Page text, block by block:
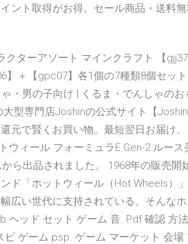
ント取得がお得。セール商品・送料
クターアソート マインクラフト 【
】＋【gpc07】各1個の7種類8個セッ
・男の子向け | くるま・でんしゃの
型専門店Joshinの公式サイト【
元で賢くお買い物。最短翌日お届け
ウィール フォーミュラE Gen-2 ルー
ら出品されました。 1968年の販売
ド「ホットウィール（Hot Wheels）
広い世代に支持されている。そんな
ヘッド セット ゲーム 音. Pdf 確認 方
ゲーム psp. ゲーム マーケット 会